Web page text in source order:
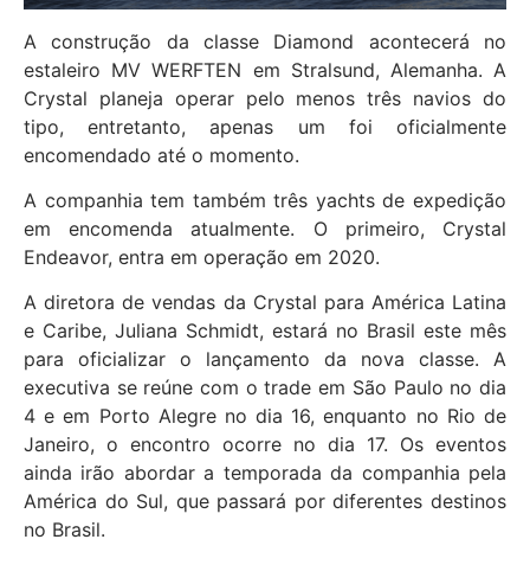
A construção da classe Diamond acontecerá no
estaleiro MV WERFTEN em Stralsund, Alemanha. A
Crystal planeja operar pelo menos três navios do
tipo, entretanto, apenas um foi oficialmente
encomendado até o momento.
A companhia tem também três yachts de expedição
em encomenda atualmente. O primeiro, Crystal
Endeavor, entra em operação em 2020.
A diretora de vendas da Crystal para América Latina
e Caribe, Juliana Schmidt, estará no Brasil este mês
para oficializar o lançamento da nova classe. A
executiva se reúne com o trade em São Paulo no dia
4 e em Porto Alegre no dia 16, enquanto no Rio de
Janeiro, o encontro ocorre no dia 17. Os eventos
ainda irão abordar a temporada da companhia pela
América do Sul, que passará por diferentes destinos
no Brasil.